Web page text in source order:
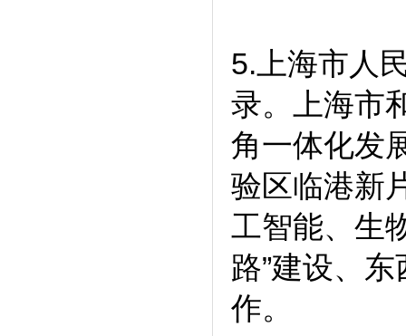
5.上海市人
录。上海市
角一体化发
验区临港新
工智能、生
路”建设、
作。